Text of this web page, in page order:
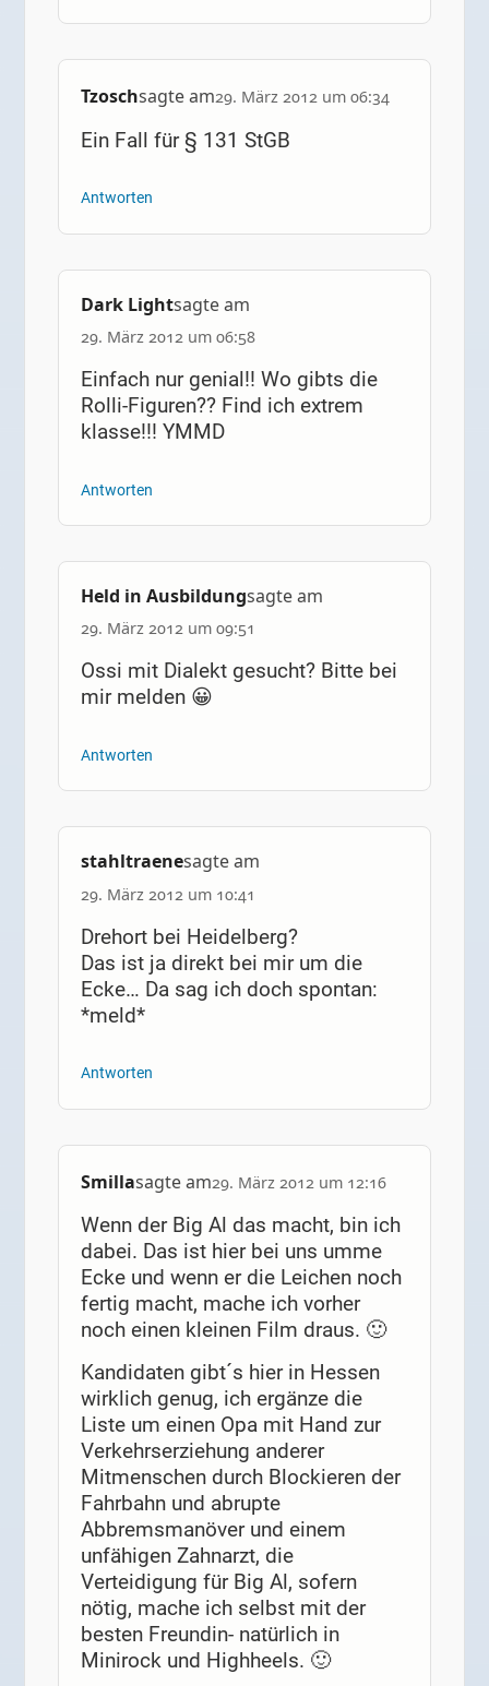
Tzoschsagte am29. März 2012 um 06:34
Ein Fall für § 131 StGB
Antworten
Dark Lightsagte am
29. März 2012 um 06:58
Einfach nur genial!! Wo gibts die
Rolli-Figuren?? Find ich extrem
klasse!!! YMMD
Antworten
Held in Ausbildungsagte am
29. März 2012 um 09:51
Ossi mit Dialekt gesucht? Bitte bei
mir melden 😀
Antworten
stahltraenesagte am
29. März 2012 um 10:41
Drehort bei Heidelberg?
Das ist ja direkt bei mir um die
Ecke… Da sag ich doch spontan:
*meld*
Antworten
Smillasagte am29. März 2012 um 12:16
Wenn der Big Al das macht, bin ich
dabei. Das ist hier bei uns umme
Ecke und wenn er die Leichen noch
fertig macht, mache ich vorher
noch einen kleinen Film draus. 🙂
Kandidaten gibt´s hier in Hessen
wirklich genug, ich ergänze die
Liste um einen Opa mit Hand zur
Verkehrserziehung anderer
Mitmenschen durch Blockieren der
Fahrbahn und abrupte
Abbremsmanöver und einem
unfähigen Zahnarzt, die
Verteidigung für Big Al, sofern
nötig, mache ich selbst mit der
besten Freundin- natürlich in
Minirock und Highheels. 🙂